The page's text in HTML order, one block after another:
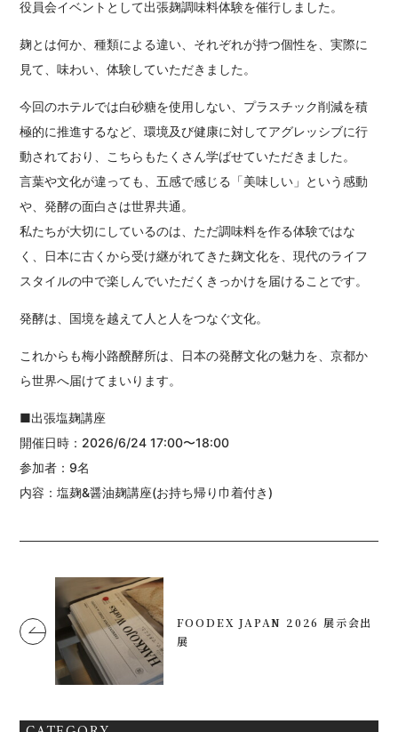
役員会イベントとして出張麹調味料体験を催行しました。
麹とは何か、種類による違い、それぞれが持つ個性を、実際に
見て、味わい、体験していただきました。
今回のホテルでは白砂糖を使用しない、プラスチック削減を積
極的に推進するなど、環境及び健康に対してアグレッシブに行
動されており、こちらもたくさん学ばせていただきました。
言葉や文化が違っても、五感で感じる「美味しい」という感動
や、発酵の面白さは世界共通。
私たちが大切にしているのは、ただ調味料を作る体験ではな
く、日本に古くから受け継がれてきた麹文化を、現代のライフ
スタイルの中で楽しんでいただくきっかけを届けることです。
発酵は、国境を越えて人と人をつなぐ文化。
これからも梅小路醗酵所は、日本の発酵文化の魅力を、京都か
ら世界へ届けてまいります。
■出張塩麹講座
開催日時：2026/6/24 17:00〜18:00
参加者：9名
内容：塩麹&醤油麹講座(お持ち帰り巾着付き)
FOODEX JAPAN 2026 展示会出
展